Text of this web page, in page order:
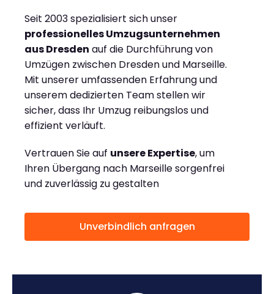
Seit 2003 spezialisiert sich unser
professionelles Umzugsunternehmen
aus Dresden auf die Durchführung von
Umzügen zwischen Dresden und Marseille.
Mit unserer umfassenden Erfahrung und
unserem dedizierten Team stellen wir
sicher, dass Ihr Umzug reibungslos und
effizient verläuft.
Vertrauen Sie auf unsere Expertise, um
Ihren Übergang nach Marseille sorgenfrei
und zuverlässig zu gestalten
Unverbindlich anfragen